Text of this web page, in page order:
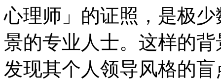
心理师」的证照，是极
景的专业人士。这样的
发现其个人领导风格的